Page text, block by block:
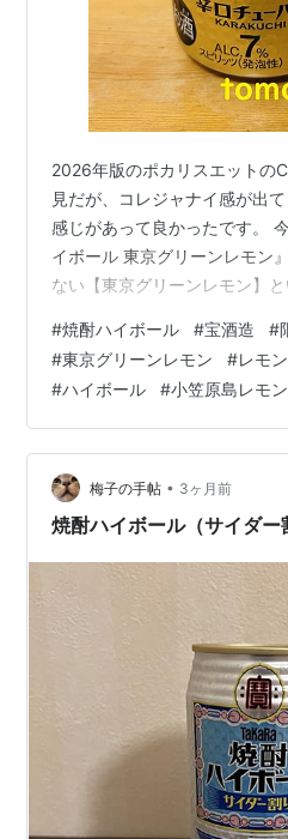
2026年版のポカリスエットの
見だが、コレジャナイ感が出
感じがあって良かったです。
イボール 東京グリーンレモン
ない【東京グリーンレモン】
う。 そしてまた米津玄師さん
った…笑 リンク 『焼酎ハイボ
は小笠原諸島母島で果皮が緑色
なレモン【小笠原島レモン】
ールです。 発売日は2026年5
面。 製造者…
#焼酎ハイボール #宝酒造 #
#東京グリーンレモン #レモン
#ハイボール #小笠原島レモン
梅子の手帖 • 3ヶ月前
焼酎ハイボール（サイダー